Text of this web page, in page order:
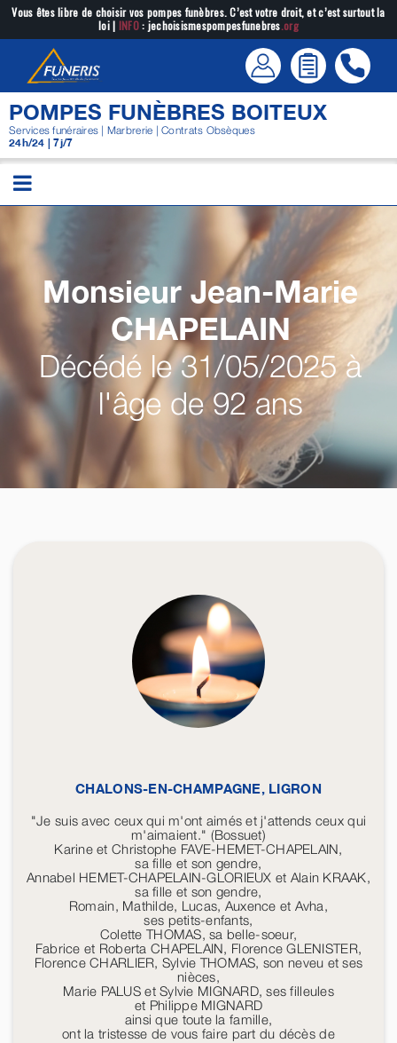
Passer
contenu
Vous êtes libre de choisir vos pompes funèbres. C’est votre droit, et c’est surtout la
loi | INFO: jechoisismespompesfunebres.org
POMPES FUNÈBRES BOITEUX
Services funéraires | Marbrerie | Contrats Obsèques
24h/24 | 7j/7
Monsieur Jean-Marie
CHAPELAIN
Décédé le 31/05/2025 à
l'âge de 92 ans
CHALONS-EN-CHAMPAGNE, LIGRON
"Je suis avec ceux qui m'ont aimés et j'attends ceux qui
m'aimaient." (Bossuet)
Karine et Christophe FAVE-HEMET-CHAPELAIN,
sa fille et son gendre,
Annabel HEMET-CHAPELAIN-GLORIEUX et Alain KRAAK,
sa fille et son gendre,
Romain, Mathilde, Lucas, Auxence et Avha,
ses petits-enfants,
Colette THOMAS, sa belle-soeur,
Fabrice et Roberta CHAPELAIN, Florence GLENISTER,
Florence CHARLIER, Sylvie THOMAS, son neveu et ses
nièces,
Marie PALUS et Sylvie MIGNARD, ses filleules
et Philippe MIGNARD
ainsi que toute la famille,
ont la tristesse de vous faire part du décès de